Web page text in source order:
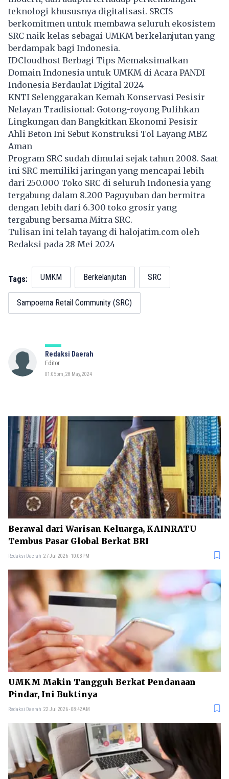
teknologi khususnya digitalisasi. SRCIS
berkomitmen untuk membawa seluruh ekosistem
SRC naik kelas sebagai UMKM berkelanjutan yang
berdampak bagi Indonesia.
IDCloudhost Berbagi Tips Memaksimalkan
Domain Indonesia untuk UMKM di Acara PANDI
Indonesia Berdaulat Digital 2024
KNTI Selenggarakan Kemah Konservasi Pesisir
Nelayan Tradisional: Gotong-royong Pulihkan
Lingkungan dan Bangkitkan Ekonomi Pesisir
Ahli Beton Ini Sebut Konstruksi Tol Layang MBZ
Aman
Program SRC sudah dimulai sejak tahun 2008. Saat
ini SRC memiliki jaringan yang mencapai lebih
dari 250.000 Toko SRC di seluruh Indonesia yang
tergabung dalam 8.200 Paguyuban dan bermitra
dengan lebih dari 6.300 toko grosir yang
tergabung bersama Mitra SRC.
Tulisan ini telah tayang di halojatim.com oleh
Redaksi pada 28 Mei 2024
Tags: UMKM Berkelanjutan SRC
Sampoerna Retail Community (SRC)
Redaksi Daerah
Editor
01:05pm, 28 May, 2024
Berawal dari Warisan Keluarga, KAINRATU
Tembus Pasar Global Berkat BRI
Redaksi Daerah 27 Jul 2026 - 10:03PM
UMKM Makin Tangguh Berkat Pendanaan
Pindar, Ini Buktinya
Redaksi Daerah 22 Jul 2026 - 08:42AM